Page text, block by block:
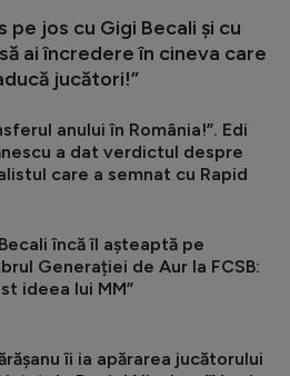
jos cu Gigi Becali și cu
ai încredere în cineva care
jucători!”
anului în România!”. Edi
a dat verdictul despre
care a semnat cu Rapid
încă îl așteaptă pe
Generației de Aur la FCSB:
ideea lui MM”
îi ia apărarea jucătorului